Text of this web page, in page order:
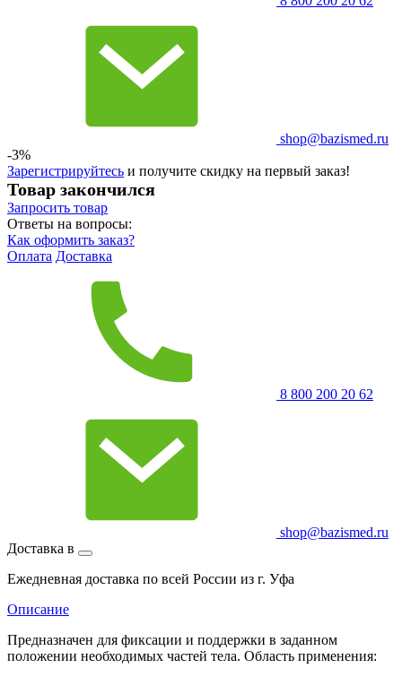
shop@bazismed.ru
-3%
Зарегистрируйтесь и получите скидку на первый заказ!
Товар закончился
Запросить товар
Ответы на вопросы:
Как оформить заказ?
Оплата Доставка
8 800 200 20 62
shop@bazismed.ru
Доставка в
Ежедневная доставка по всей России из г. Уфа
Описание
Предназначен для фиксации и поддержки в заданном
положении необходимых частей тела. Область применения: